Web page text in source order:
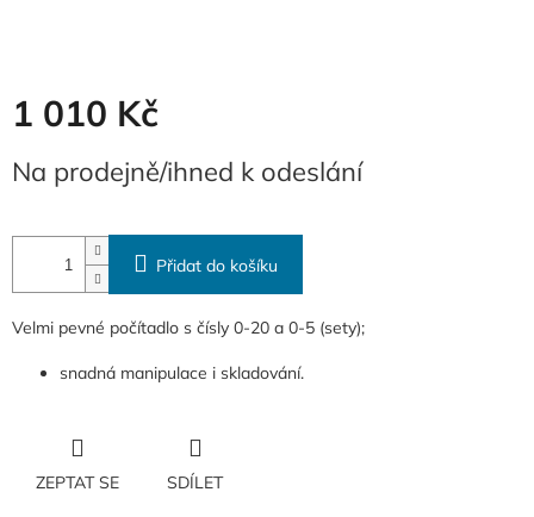
1 010 Kč
cena:
Na prodejně/ihned k odeslání
Přidat do košíku
Velmi pevné počítadlo s čísly 0-20 a 0-5 (sety);
snadná manipulace i skladování.
ZEPTAT SE SDÍLET